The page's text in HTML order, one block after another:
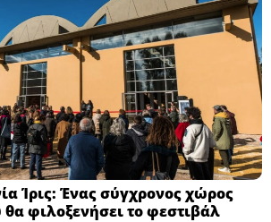
Ίρις: Ένας σύγχρονος χώρος
φιλοξενήσει το φεστιβάλ